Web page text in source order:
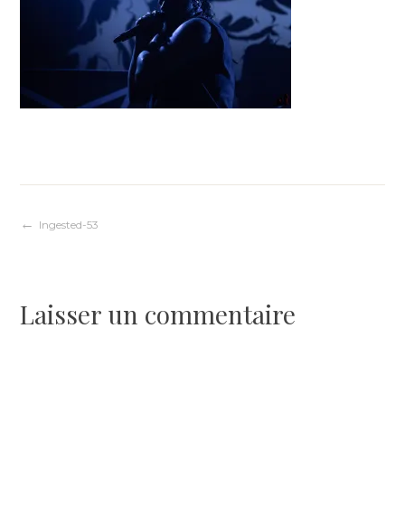
Navigation
l’article
Ingested-53
Laisser un commentaire